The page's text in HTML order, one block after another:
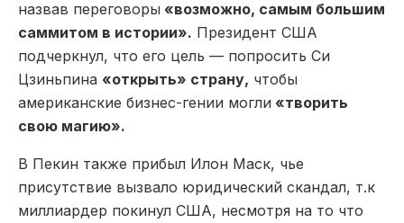
назвав переговоры «возможно, самым большим
саммитом в истории». Президент США
подчеркнул, что его цель — попросить Си
Цзиньпина «открыть» страну, чтобы
американские бизнес-гении могли «творить
свою магию».
В Пекин также прибыл Илон Маск, чье
присутствие вызвало юридический скандал, т.к
миллиардер покинул США, несмотря на то что